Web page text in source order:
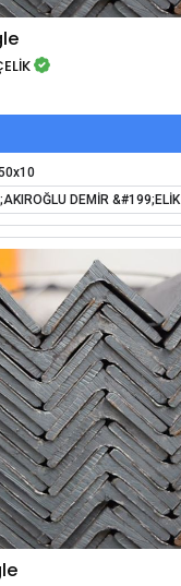
DEMİR &#199;ELİK